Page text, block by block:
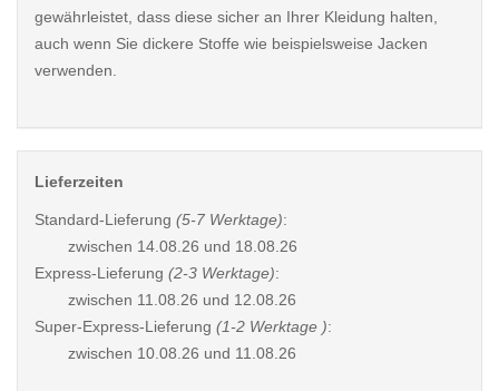
gewährleistet, dass diese sicher an Ihrer Kleidung halten,
auch wenn Sie dickere Stoffe wie beispielsweise Jacken
verwenden.
Lieferzeiten
Standard-Lieferung (5-7 Werktage):
zwischen 14.08.26 und 18.08.26
Express-Lieferung (2-3 Werktage):
zwischen 11.08.26 und 12.08.26
Super-Express-Lieferung (1-2 Werktage ):
zwischen 10.08.26 und 11.08.26